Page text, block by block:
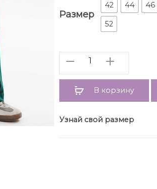
Длина брюк по
Полуобхват бедер
Полуобхват бедер брюк:
Размер
42 44 46
52
Количество
В корзину
Узнай свой размер